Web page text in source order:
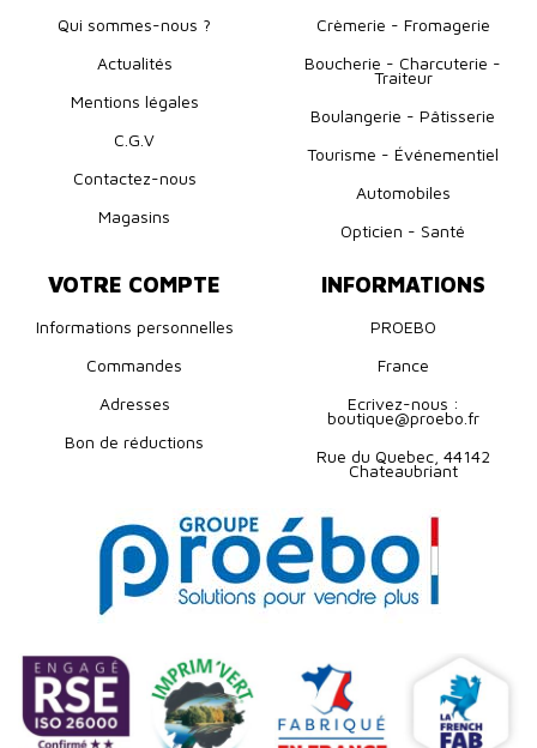
Qui sommes-nous ?
Actualités
Mentions légales
C.G.V
Contactez-nous
Magasins
Crèmerie - Fromagerie
Boucherie - Charcuterie -
Traiteur
Boulangerie - Pâtisserie
Tourisme - Événementiel
Automobiles
Opticien - Santé
VOTRE COMPTE
Informations personnelles
Commandes
Adresses
Bon de réductions
INFORMATIONS
PROEBO
France
Ecrivez-nous :
boutique@proebo.fr
Rue du Quebec, 44142
Chateaubriant